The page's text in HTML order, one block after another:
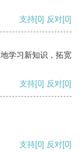
支持[0] 反对[0]
学习新知识，拓宽
支持[0] 反对[0]
支持[0] 反对[0]